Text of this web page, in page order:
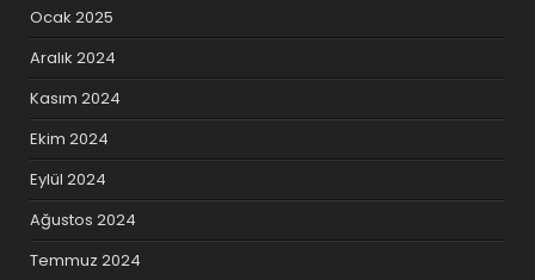
Ocak 2025
Aralık 2024
Kasım 2024
Ekim 2024
Eylül 2024
Ağustos 2024
Temmuz 2024